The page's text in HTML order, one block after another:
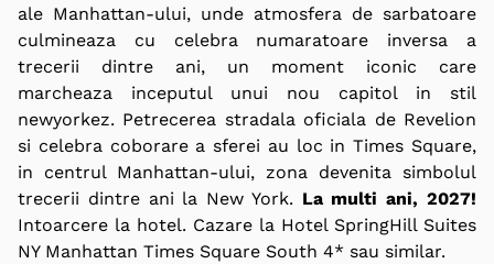
ale Manhattan-ului, unde atmosfera de sarbatoare
culmineaza cu celebra numaratoare inversa a
trecerii dintre ani, un moment iconic care
marcheaza inceputul unui nou capitol in stil
newyorkez. Petrecerea stradala oficiala de Revelion
si celebra coborare a sferei au loc in Times Square,
in centrul Manhattan-ului, zona devenita simbolul
trecerii dintre ani la New York. La multi ani, 2027!
Intoarcere la hotel. Cazare la Hotel SpringHill Suites
NY Manhattan Times Square South 4* sau similar.